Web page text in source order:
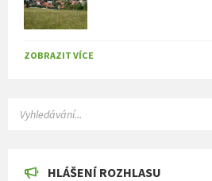
ZOBRAZIT VÍCE
HLÁŠENÍ ROZHLASU